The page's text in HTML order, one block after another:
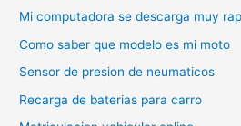
Mi computadora se descarga muy
Como saber que modelo es mi moto
Sensor de presion de neumaticos
Recarga de baterias para carro